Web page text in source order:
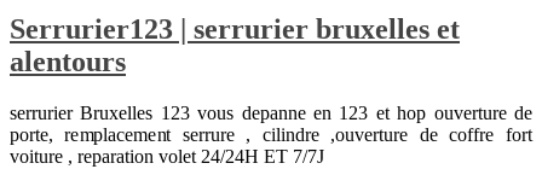
Serrurier123 | serrurier bruxelles et
alentours
serrurier Bruxelles 123 vous depanne en 123 et hop ouverture de
porte, remplacement serrure , cilindre ,ouverture de coffre fort
voiture , reparation volet 24/24H ET 7/7J